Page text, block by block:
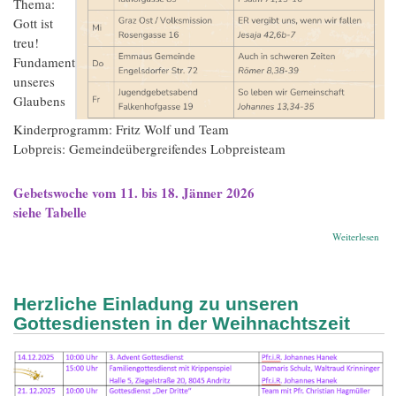
Gott ist
treu!
Fundament
unseres
Glaubens
Kinderprogramm: Fritz Wolf und Team
Lobpreis: Gemeindeübergreifendes Lobpreisteam
Gebetswoche vom 11. bis 18. Jänner 2026
siehe Tabelle
Weiterlesen
Herzliche Einladung zu unseren
Gottesdiensten in der Weihnachtszeit